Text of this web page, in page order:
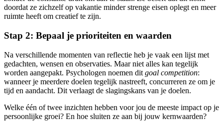
doordat ze zichzelf op vakantie minder strenge eisen oplegt en meer
ruimte heeft om creatief te zijn.
Stap 2: Bepaal je prioriteiten en waarden
Na verschillende momenten van reflectie heb je vaak een lijst met
gedachten, wensen en observaties. Maar niet alles kan tegelijk
worden aangepakt. Psychologen noemen dit goal competition:
wanneer je meerdere doelen tegelijk nastreeft, concurreren ze om je
tijd en aandacht. Dit verlaagt de slagingskans van je doelen.
Welke één of twee inzichten hebben voor jou de meeste impact op je
persoonlijke groei? En hoe sluiten ze aan bij jouw kernwaarden?